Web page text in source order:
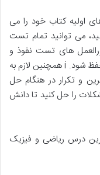
اولیه کتاب خود را می
می توانید تمام تست
های تست نفوذ و
مثال های کوچک از کتابی به کتاب دیگر باید حفظ شود. i همچنین لازم به
و تکرار در هنگام حل
را حل کنید تا دانش
درس ریاضی و فیزیک